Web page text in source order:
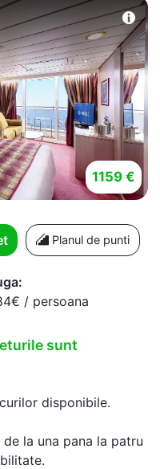
1159 €
Planul de punti
/ persoana
sunt
disponibile.
la una pana la patru